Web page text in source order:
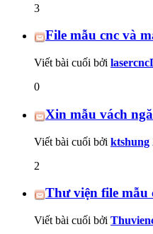
3
File mẫu cnc và
Viết bài cuối bởi
0
Xin mẫu vách
Viết bài cuối bởi ktshung
2
Thư viện file mẫu
Viết bài cuối bởi